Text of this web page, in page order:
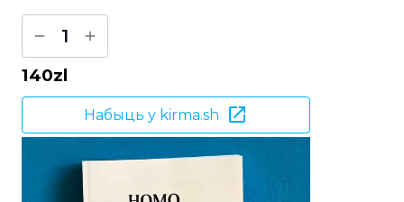
1
140zl
Набыць у kirma.sh